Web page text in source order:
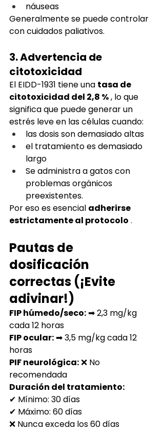
náuseas
Generalmente se puede controlar
con cuidados paliativos.
3. Advertencia de
citotoxicidad
El EIDD-1931 tiene una tasa de
citotoxicidad del 2,8 %, lo que
significa que puede generar un
estrés leve en las células cuando:
las dosis son demasiado altas
el tratamiento es demasiado
largo
Se administra a gatos con
problemas orgánicos
preexistentes.
Por esoes esencial adherirse
estrictamente al protocolo .
Pautas de
dosificación
correctas (¡Evite
adivinar!)
FIP húmedo/seco: ➡ 2,3 mg/kg
cada 12 horas
FIP ocular: ➡ 3,5 mg/kg cada 12
horas
PIF neurológica:❌ No
recomendada
Duración del tratamiento:
✔ Mínimo: 30 días
✔ Máximo: 60 días
❌ Nunca exceda los 60 días